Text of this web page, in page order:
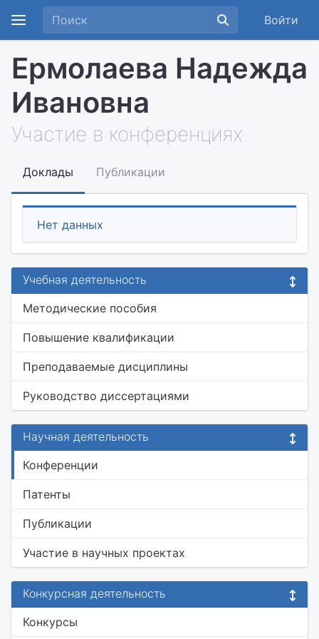
Войти
Ермолаева Надежда
Ивановна
Участие в конференциях
Доклады Публикации
Нет данных
Учебная деятельность
Методические пособия
Повышение квалификации
Преподаваемые дисциплины
Руководство диссертациями
Научная деятельность
Конференции
Патенты
Публикации
Участие в научных проектах
Конкурсная деятельность
Конкурсы